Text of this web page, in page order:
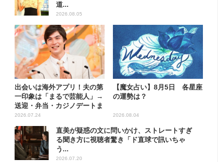
道...
2026.08.05
出会いは海外アプリ！夫の第
一印象は「まるで芸能人」→
送迎・弁当・カジノデートま
で...
2026.07.24
【魔女占い】8月5日 各星座
の運勢は？
2026.08.04
直美が疑惑の文に問いかけ、ストレートすぎ
る聞き方に視聴者驚き「ド直球で訊いちゃ
う...
2026.07.20